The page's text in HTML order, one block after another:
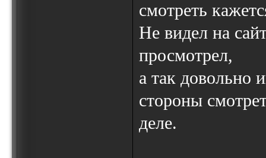
смотреть
Не видел на
просмотрел,
а так довольно
стороны
деле.